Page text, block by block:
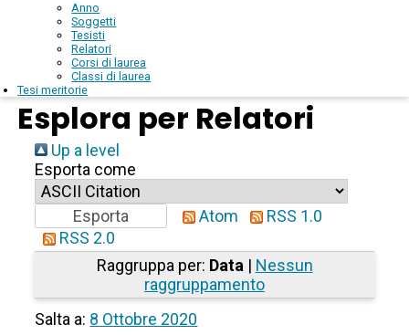
Anno
Soggetti
Tesisti
Relatori
Corsi di laurea
Classi di laurea
Tesi meritorie
Esplora per Relatori
Up a level
Esporta come
Atom
RSS 1.0
RSS 2.0
Raggruppa per: Data| Nessun
raggruppamento
Salta a: 8 Ottobre 2020